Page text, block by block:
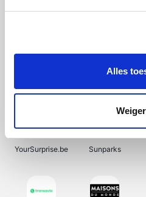
Alles
SupraBazar Shein
YourSurprise.be Sunparks